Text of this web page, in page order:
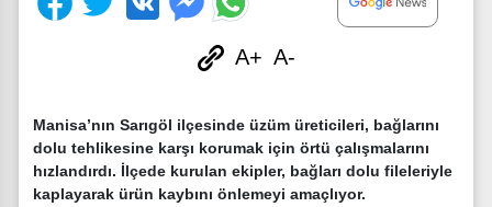
A+ A-
Manisa’nın Sarıgöl ilçesinde üzüm üreticileri, bağlarını
dolu tehlikesine karşı korumak için örtü çalışmalarını
hızlandırdı. İlçede kurulan ekipler, bağları dolu fileleriyle
kaplayarak ürün kaybını önlemeyi amaçlıyor.